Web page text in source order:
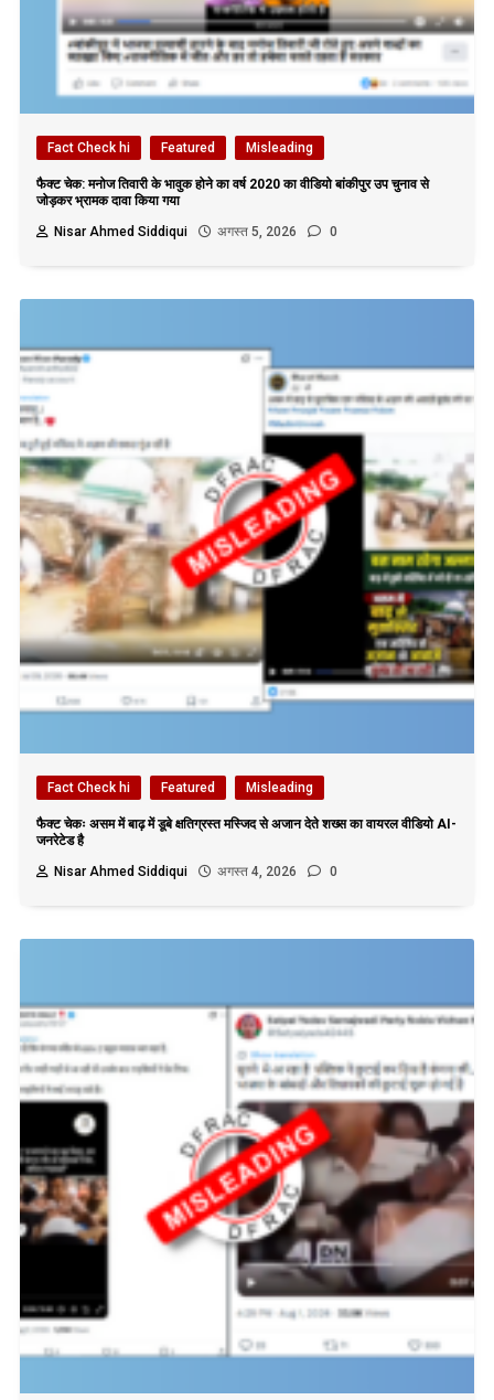
Fact Check hi Featured Misleading
फैक्ट चेक: मनोज तिवारी के भावुक होने का वर्ष 2020 का वीडियो बांकीपुर उप चुनाव से
जोड़कर भ्रामक दावा किया गया
Nisar Ahmed Siddiqui
अगस्त 5, 2026 0
Fact Check hi Featured Misleading
फैक्ट चेकः असम में बाढ़ में डूबे क्षतिग्रस्त मस्जिद से अजान देते शख्स का वायरल वीडियो AI-
जनरेटेड है
Nisar Ahmed Siddiqui
अगस्त 4, 2026 0